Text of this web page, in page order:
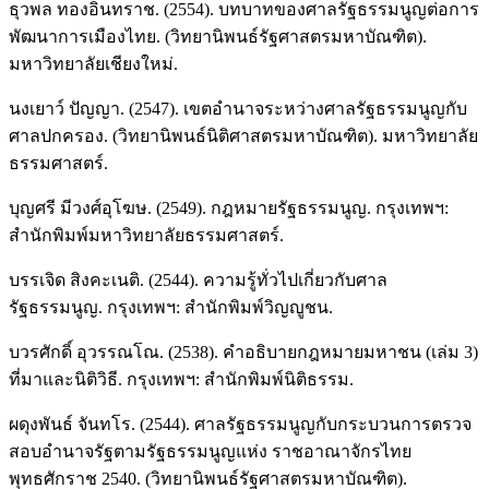
ธุวพล ทองอินทราช. (2554). บทบาทของศาลรัฐธรรมนูญต่อการ
พัฒนาการเมืองไทย. (วิทยานิพนธ์รัฐศาสตรมหาบัณฑิต).
มหาวิทยาลัยเชียงใหม่.
นงเยาว์ ปัญญา. (2547). เขตอำนาจระหว่างศาลรัฐธรรมนูญกับ
ศาลปกครอง. (วิทยานิพนธ์นิติศาสตรมหาบัณฑิต). มหาวิทยาลัย
ธรรมศาสตร์.
บุญศรี มีวงศ์อุโฆษ. (2549). กฎหมายรัฐธรรมนูญ. กรุงเทพฯ:
สำนักพิมพ์มหาวิทยาลัยธรรมศาสตร์.
บรรเจิด สิงคะเนติ. (2544). ความรู้ทั่วไปเกี่ยวกับศาล
รัฐธรรมนูญ. กรุงเทพฯ: สำนักพิมพ์วิญญูชน.
บวรศักดิ์ อุวรรณโณ. (2538). คำอธิบายกฎหมายมหาชน (เล่ม 3)
ที่มาและนิติวิธี. กรุงเทพฯ: สำนักพิมพ์นิติธรรม.
ผดุงพันธ์ จันทโร. (2544). ศาลรัฐธรรมนูญกับกระบวนการตรวจ
สอบอำนาจรัฐตามรัฐธรรมนูญแห่ง ราชอาณาจักรไทย
พุทธศักราช 2540. (วิทยานิพนธ์รัฐศาสตรมหาบัณฑิต).